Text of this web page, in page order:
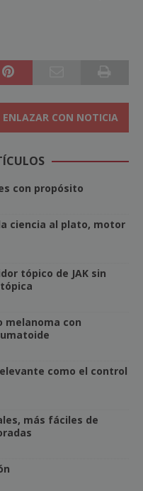
ENLAZAR CON NOTICIA
con propósito
ciencia al plato, motor
tópico de JAK sin
melanoma con
como el control
más fáciles de